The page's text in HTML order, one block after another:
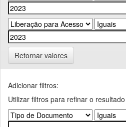
Retornar valores
Adicionar filtros:
Utilizar filtros para refinar o